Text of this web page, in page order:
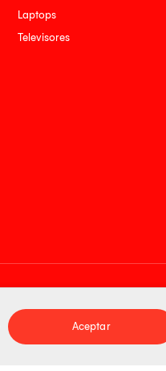
Laptops
Televisores
Aceptar